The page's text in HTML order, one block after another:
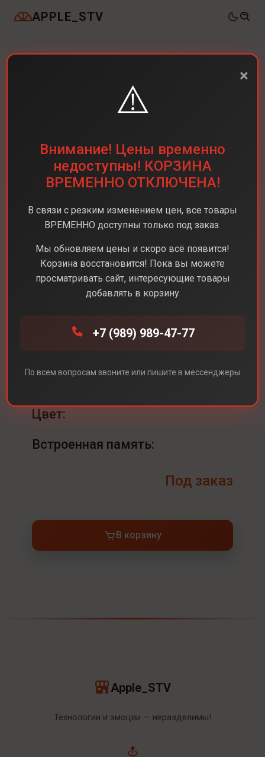
APPLE_STV
Dyson Airstrait Dyson HT01
Цвет:
Встроенная память:
Под заказ
В корзину
Apple_STV
Технологии и эмоции — неразделимы!
×
⚠️
Внимание! Цены временно
недоступны! КОРЗИНА
ВРЕМЕННО ОТКЛЮЧЕНА!
В связи с резким изменением цен, все товары
ВРЕМЕННО доступны только под заказ.
Мы обновляем цены и скоро всё появится!
Корзина восстановится! Пока вы можете
просматривать сайт, интересующие товары
добавлять в корзину
+7 (989) 989-47-77
По всем вопросам звоните или пишите в мессенджеры